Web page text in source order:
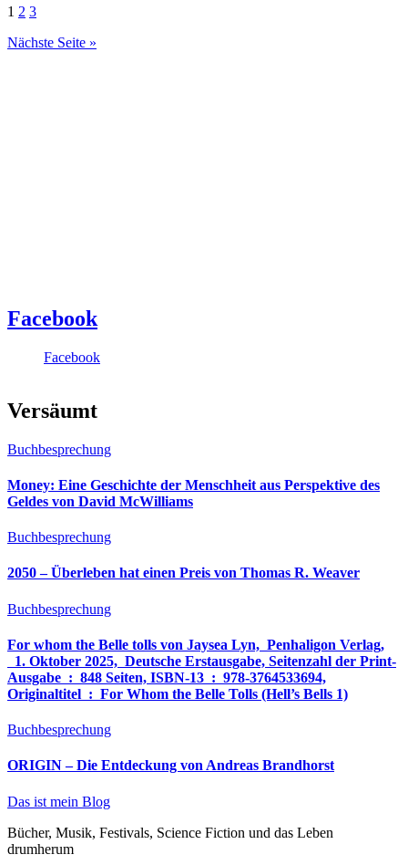
1 2 3
Nächste Seite »
Facebook
Facebook
Versäumt
Buchbesprechung
Money: Eine Geschichte der Menschheit aus Perspektive des
Geldes von David McWilliams
Buchbesprechung
2050 – Überleben hat einen Preis von Thomas R. Weaver
Buchbesprechung
For whom the Belle tolls von Jaysea Lyn, ‎ Penhaligon Verlag,
‎ 1. Oktober 2025, ‎ Deutsche Erstausgabe, Seitenzahl der Print-
Ausgabe ‏ : ‎ 848 Seiten, ISBN-13 ‏ : ‎ 978-3764533694,
Originaltitel ‏ : ‎ For Whom the Belle Tolls (Hell’s Bells 1)
Buchbesprechung
ORIGIN – Die Entdeckung von Andreas Brandhorst
Das ist mein Blog
Bücher, Musik, Festivals, Science Fiction und das Leben
drumherum